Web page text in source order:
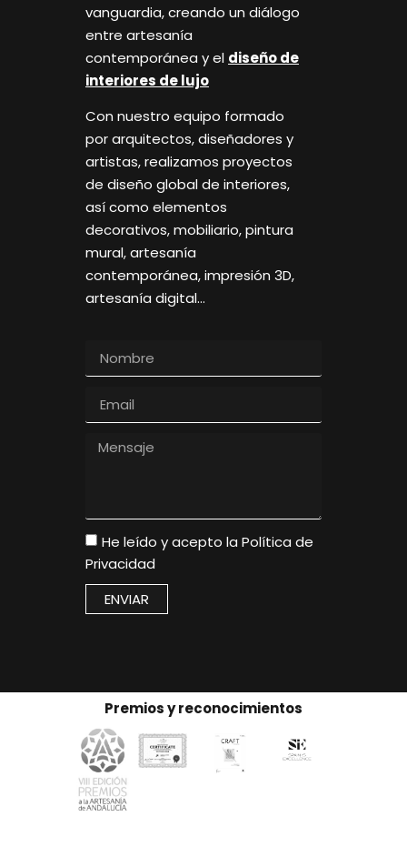
vanguardia, creando un diálogo
entre artesanía
contemporánea y el diseño de
interiores de lujo
Con nuestro equipo formado
por arquitectos, diseñadores y
artistas, realizamos proyectos
de diseño global de interiores,
así como elementos
decorativos, mobiliario, pintura
mural, artesanía
contemporánea, impresión 3D,
artesanía digital…
He leído y acepto la Política de
Privacidad
ENVIAR
Premios y reconocimientos